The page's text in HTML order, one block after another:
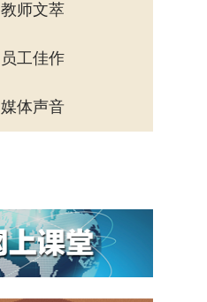
| 教师文萃
| 员工佳作
| 媒体声音